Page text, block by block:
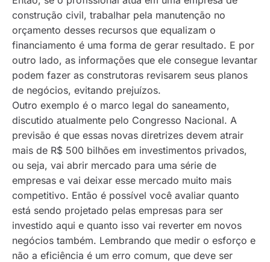
construção civil, trabalhar pela manutenção no
orçamento desses recursos que equalizam o
financiamento é uma forma de gerar resultado. E por
outro lado, as informações que ele consegue levantar
podem fazer as construtoras revisarem seus planos
de negócios, evitando prejuízos.
Outro exemplo é o marco legal do saneamento,
discutido atualmente pelo Congresso Nacional. A
previsão é que essas novas diretrizes devem atrair
mais de R$ 500 bilhões em investimentos privados,
ou seja, vai abrir mercado para uma série de
empresas e vai deixar esse mercado muito mais
competitivo. Então é possível você avaliar quanto
está sendo projetado pelas empresas para ser
investido aqui e quanto isso vai reverter em novos
negócios também. Lembrando que medir o esforço e
não a eficiência é um erro comum, que deve ser